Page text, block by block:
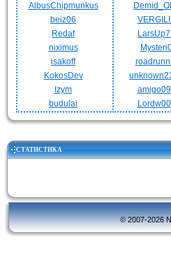
AlbusChipmunkus
beiz06
Redaf
niximus
isakoff
KokosDev
Izym
budulai
СТАТИСТИКА
© 2007-2026